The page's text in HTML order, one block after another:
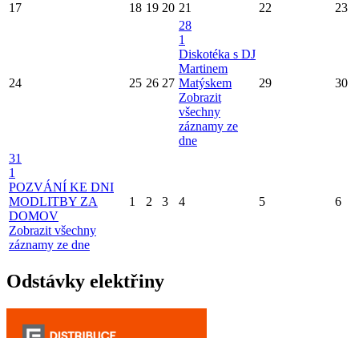
17
18 19 20 21 22 23
24 25 26 27
28
1
Diskotéka s DJ
Martinem
Matýskem
Zobrazit
všechny
záznamy ze
dne
29 30
31
1
POZVÁNÍ KE DNI
MODLITBY ZA
DOMOV
Zobrazit všechny
záznamy ze dne
1 2 3 4 5 6
Odstávky elektřiny